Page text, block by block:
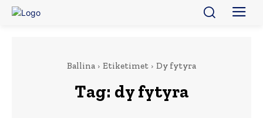
Ballina Etiketimet Dy fytyra
Tag: dy fytyra